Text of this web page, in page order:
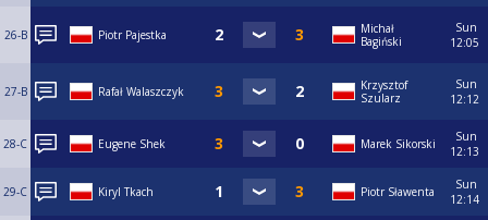
26-B Piotr Pajestka
Michał
Bagiński
Sun
12:05
27-B Rafał Walaszczyk
Krzysztof
Szularz
Sun
12:12
28-C Eugene Shek Marek Sikorski
Sun
12:13
29-C Kiryl Tkach Piotr Sławenta
Sun
12:14